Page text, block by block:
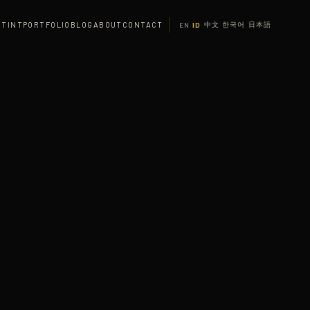
TINT PORTFOLIO BLOG ABOUT CONTACT EN ID 中文 한국어 日本語